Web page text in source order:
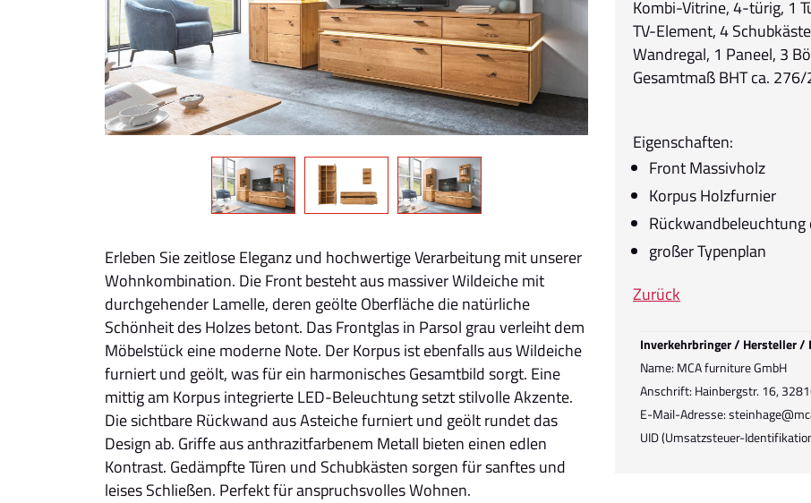
Erleben Sie zeitlose Eleganz und hochwertige Verarbeitung mit unserer
Wohnkombination. Die Front besteht aus massiver Wildeiche mit
durchgehender Lamelle, deren geölte Oberfläche die natürliche
Schönheit des Holzes betont. Das Frontglas in Parsol grau verleiht dem
Möbelstück eine moderne Note. Der Korpus ist ebenfalls aus Wildeiche
furniert und geölt, was für ein harmonisches Gesamtbild sorgt. Eine
mittig am Korpus integrierte LED-Beleuchtung setzt stilvolle Akzente.
Die sichtbare Rückwand aus Asteiche furniert und geölt rundet das
Design ab. Griffe aus anthrazitfarbenem Metall bieten einen edlen
Kontrast. Gedämpfte Türen und Schubkästen sorgen für sanftes und
leises Schließen. Perfekt für anspruchsvolles Wohnen.
Kombi-Vitrine, 4-türig, 1
TV-Element, 4
Wandregal, 1 Paneel, 3
Gesamtmaß BHT ca.
Eigenschaften:
Front Massivholz
Korpus Holzfurnier
großer Typenplan
Zurück
Inverkehrbringer / Hersteller /
Name: MCA furniture GmbH
Anschrift: Hainbergstr. 16,
E-Mail-Adresse:
UID (Umsatzsteuer-